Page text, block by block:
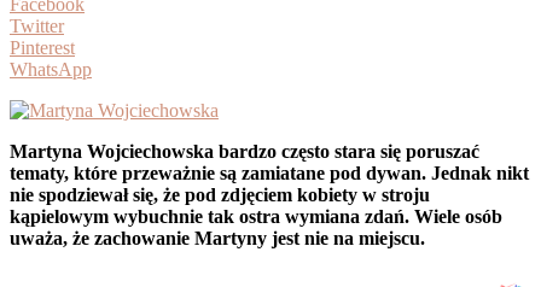
Facebook
Twitter
Pinterest
WhatsApp
Martyna Wojciechowska bardzo często stara się poruszać
tematy, które przeważnie są zamiatane pod dywan. Jednak nikt
nie spodziewał się, że pod zdjęciem kobiety w stroju
kąpielowym wybuchnie tak ostra wymiana zdań. Wiele osób
uważa, że zachowanie Martyny jest nie na miejscu.